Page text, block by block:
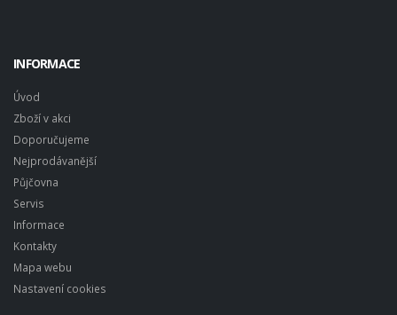
INFORMACE
Úvod
Zboží v akci
Doporučujeme
Nejprodávanější
Půjčovna
Servis
Informace
Kontakty
Mapa webu
Nastavení cookies